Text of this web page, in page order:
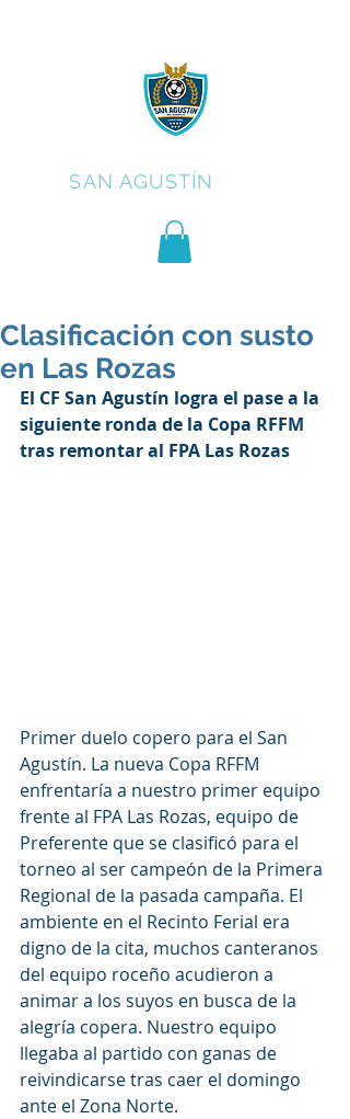
SAN AGUSTÍN
Clasificación con susto
en Las Rozas
El CF San Agustín logra el pase a la
siguiente ronda de la Copa RFFM
tras remontar al FPA Las Rozas
Primer duelo copero para el San
Agustín. La nueva Copa RFFM
enfrentaría a nuestro primer equipo
frente al FPA Las Rozas, equipo de
Preferente que se clasificó para el
torneo al ser campeón de la Primera
Regional de la pasada campaña. El
ambiente en el Recinto Ferial era
digno de la cita, muchos canteranos
del equipo roceño acudieron a
animar a los suyos en busca de la
alegría copera. Nuestro equipo
llegaba al partido con ganas de
reivindicarse tras caer el domingo
ante el Zona Norte.